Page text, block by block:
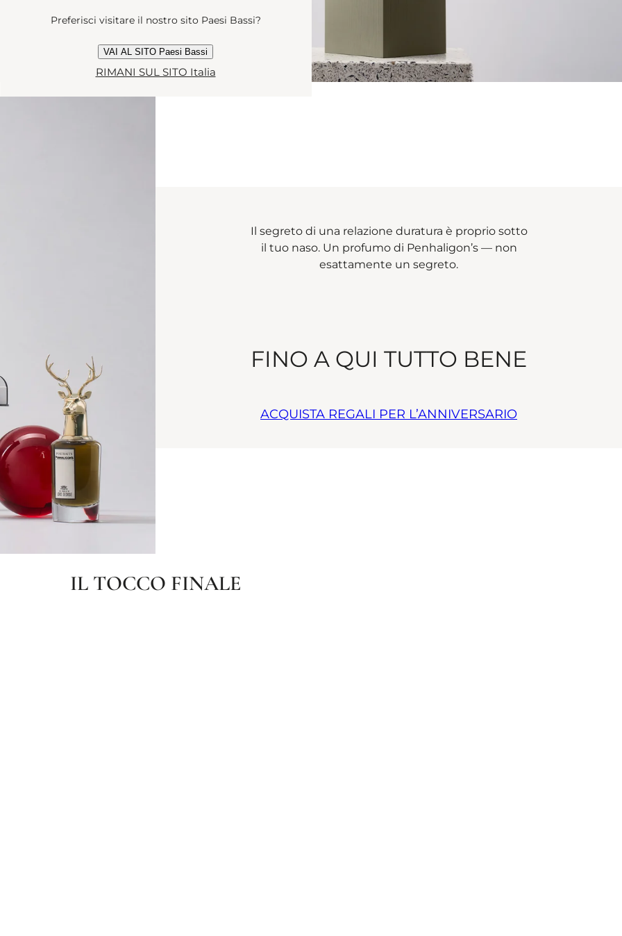
FINO A QUI TUTTO BENE
Il segreto di una relazione duratura è proprio sotto
il tuo naso. Un profumo di Penhaligon’s — non
esattamente un segreto.
ACQUISTA REGALI PER L’ANNIVERSARIO
IL TOCCO FINALE
Preferisci visitare il nostro sito Paesi Bassi?
VAI AL SITO Paesi Bassi
RIMANI SUL SITO Italia